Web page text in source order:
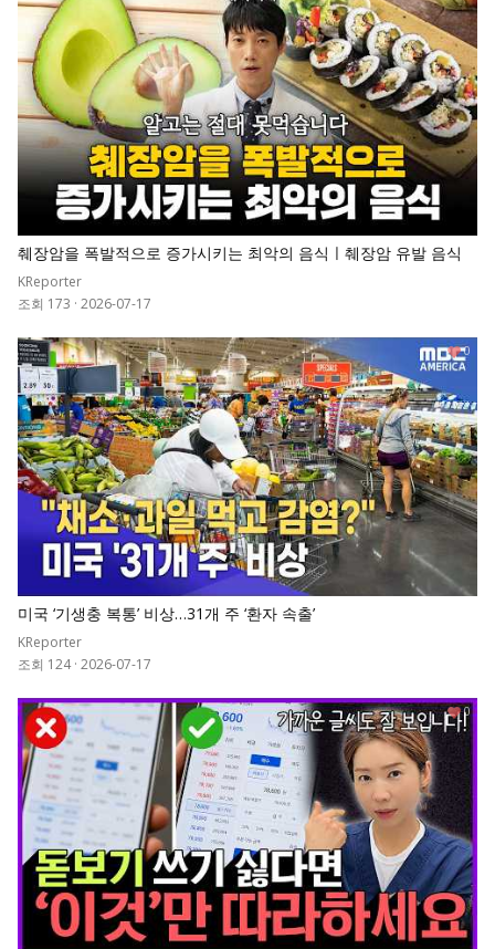
췌장암을 폭발적으로 증가시키는 최악의 음식ㅣ췌장암 유발 음식
KReporter
조회 173 · 2026-07-17
미국 ‘기생충 복통’ 비상…31개 주 ‘환자 속출’
KReporter
조회 124 · 2026-07-17
0
0